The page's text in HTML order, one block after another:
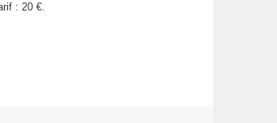
: 20 €.